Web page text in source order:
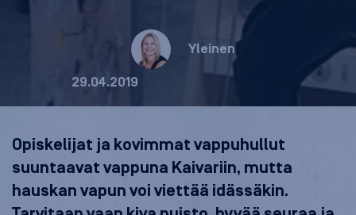
Yleinen
29.04.2019
Opiskelijat ja kovimmat vappuhullut
suuntaavat vappuna Kaivariin, mutta
hauskan vapun voi viettää idässäkin.